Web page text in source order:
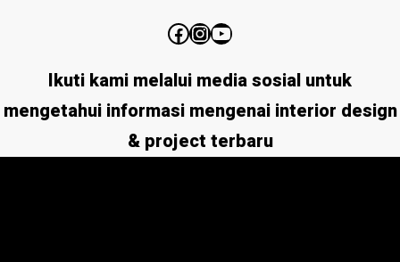
Ikuti kami melalui media sosial untuk
mengetahui informasi mengenai interior design
& project terbaru